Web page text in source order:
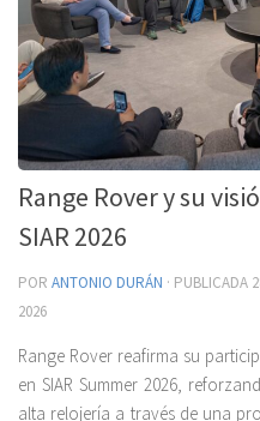
Range Rover y su
SIAR 2026
POR ANTONIO DURÁN · PUBLICADA
2026
Range Rover reafirma su
en SIAR Summer 2026,
alta relojería a través de una